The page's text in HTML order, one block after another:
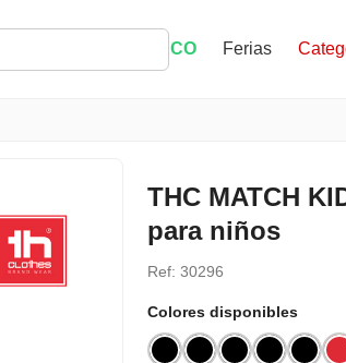
ECO Ferias
THC MATCH
para niños
Ref: 30296
Colores disponibles